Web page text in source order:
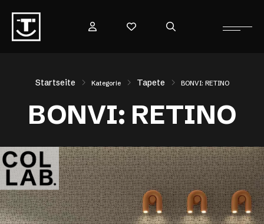
Startseite Kategorie Tapete BONVI: RETINO
BONVI: RETINO